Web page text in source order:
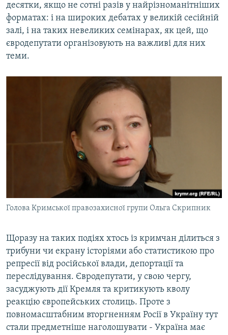
десятки, якщо не сотні разів у найрізноманітніших
форматах: і на широких дебатах у великій сесійній
залі, і на таких невеликих семінарах, як цей, що
євродепутати організовують на важливі для них
теми.
Голова Кримської правозахисної групи Ольга Скрипник
Щоразу на таких подіях хтось із кримчан ділиться з
трибуни чи екрану історіями або статистикою про
репресії від російської влади, депортації та
переслідування. Євродепутати, у свою чергу,
засуджують дії Кремля та критикують кволу
реакцію європейських столиць. Проте з
повномасштабним вторгненням Росії в Україну тут
стали предметніше наголошувати - Україна має